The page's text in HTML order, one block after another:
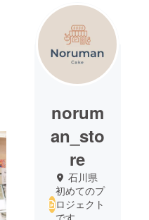
norum
an_sto
re
石川県
初めてのプ
ロジェクト